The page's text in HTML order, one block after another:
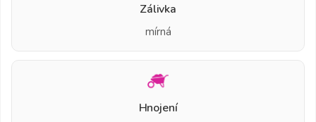
Zálivka
mírná
Hnojení